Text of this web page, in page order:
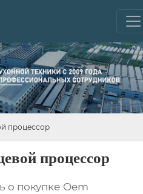
процессор
процессор
о покупке Oem